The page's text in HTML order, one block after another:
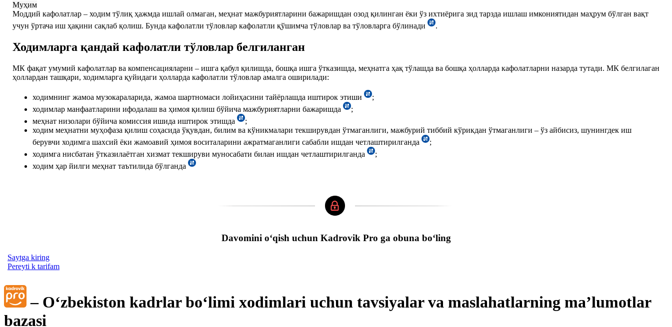
Муҳим
Моддий кафолатлар – ходим тўлиқ ҳажмда ишлай олмаган, меҳнат мажбуриятларини бажаришдан озод қилинган ёки ўз ихтиёрига зид тарзда ишлаш имкониятидан маҳрум бўлган вақт
учун ўртача иш ҳақини сақлаб қолиш. Бунда кафолатли тўловлар кафолатли қўшимча тўловлар ва тўловларга бўлинади
.
Ходимларга қандай кафолатли тўловлар белгиланган
МК фақат умумий кафолатлар ва компенсацияларни – ишга қабул қилишда, бошқа ишга ўтказишда, меҳнатга ҳақ тўлашда ва бошқа ҳолларда кафолатларни назарда тутади. МК белгилаган
ҳоллардан ташқари, ходимларга қуйидаги ҳолларда кафолатли тўловлар амалга оширилади:
ходимнинг жамоа музокараларида, жамоа шартномаси лойиҳасини тайёрлашда иштирок этиши
;
ходимлар манфаатларини ифодалаш ва ҳимоя қилиш бўйича мажбуриятларни бажаришда
;
меҳнат низолари бўйича комиссия ишида иштирок этишда
;
ходим меҳнатни муҳофаза қилиш соҳасида ўқувдан, билим ва кўникмалари текширувдан ўтмаганлиги, мажбурий тиббий кўрикдан ўтмаганлиги – ўз айбисиз, шунингдек иш
берувчи ходимга шахсий ёки жамоавий ҳимоя воситаларини ажратмаганлиги сабабли ишдан четлаштирилганда
;
ходимга нисбатан ўтказилаётган хизмат текшируви муносабати билан ишдан четлаштирилганда
;
ходим ҳар йилги меҳнат таътилида бўлганда
Davomini oʻqish uchun Kadrovik Pro ga obuna boʻling
Saytga kiring
Pereyti k tarifam
– Oʻzbekiston kadrlar boʻlimi хodimlari uchun tavsiyalar va maslahatlarning ma’lumotlar
bazasi